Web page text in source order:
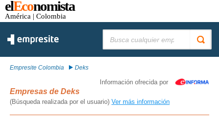
elEconomista
América | Colombia
Empresite Colombia Deks
Información ofrecida por
Empresas de Deks
(Búsqueda realizada por el usuario) Ver más información